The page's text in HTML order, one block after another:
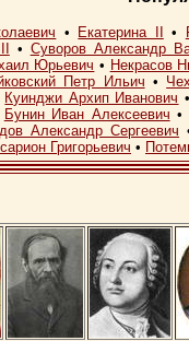
• Екатерина II •
• Суворов Александр
Юрьевич • Некрасов
Петр Ильич •
Куинджи Архип Иванович
Бунин Иван Алексеевич •
Александр Сергеевич
Григорьевич •